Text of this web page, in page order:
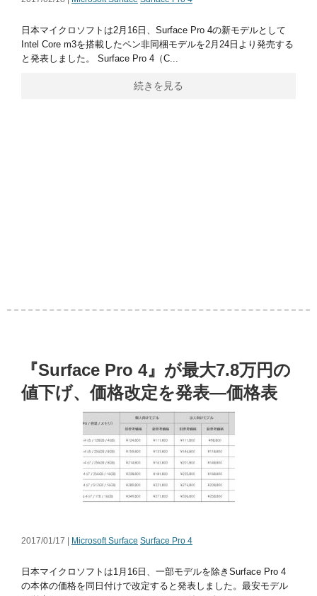
日本マイクロソフトは2月16日、Surface Pro 4の新モデルとして
Intel Core m3を搭載したペン非同梱モデルを2月24日より発売する
と発表しました。 Surface Pro 4（C...
続きを見る
『Surface Pro 4』が最大7.8万円の
値下げ、価格改定を発表―価格表
2017/01/17 | Microsoft Surface Surface Pro 4
日本マイクロソフトは1月16日、一部モデルを除きSurface Pro 4
の本体の価格を同日付けで改定すると発表しました。最安モデル